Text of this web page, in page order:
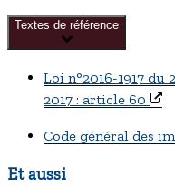
Textes de référence
Loi n°2016-1917 du
2017 : article 60
Code général des
Et aussi